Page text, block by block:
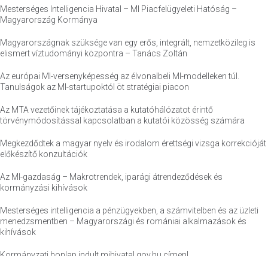
Mesterséges Intelligencia Hivatal – MI Piacfelügyeleti Hatóság –
Magyarország Kormánya
Magyarországnak szüksége van egy erős, integrált, nemzetközileg is
elismert víztudományi központra – Tanács Zoltán
Az európai MI-versenyképesség az élvonalbeli MI-modelleken túl.
Tanulságok az MI-startupoktól öt stratégiai piacon
Az MTA vezetőinek tájékoztatása a kutatóhálózatot érintő
törvénymódosítással kapcsolatban a kutatói közösség számára
Megkezdődtek a magyar nyelv és irodalom érettségi vizsga korrekcióját
előkészítő konzultációk
Az MI-gazdaság – Makrotrendek, iparági átrendeződések és
kormányzási kihívások
Mesterséges intelligencia a pénzügyekben, a számvitelben és az üzleti
menedzsmentben – Magyarországi és romániai alkalmazások és
kihívások